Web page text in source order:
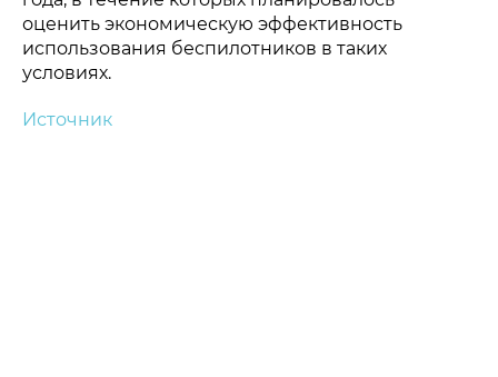
оценить экономическую эффективность
использования беспилотников в таких
условиях.
Источник